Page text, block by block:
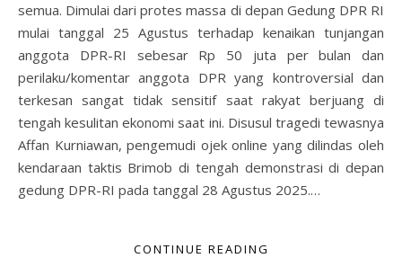
semua. Dimulai dari protes massa di depan Gedung DPR RI
mulai tanggal 25 Agustus terhadap kenaikan tunjangan
anggota DPR-RI sebesar Rp 50 juta per bulan dan
perilaku/komentar anggota DPR yang kontroversial dan
terkesan sangat tidak sensitif saat rakyat berjuang di
tengah kesulitan ekonomi saat ini. Disusul tragedi tewasnya
Affan Kurniawan, pengemudi ojek online yang dilindas oleh
kendaraan taktis Brimob di tengah demonstrasi di depan
gedung DPR-RI pada tanggal 28 Agustus 2025.…
CONTINUE READING